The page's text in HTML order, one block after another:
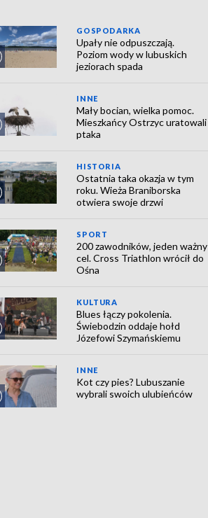
GOSPODARKA
Upały nie odpuszczają.
Poziom wody w lubuskich
jeziorach spada
INNE
Mały bocian, wielka pomoc.
Mieszkańcy Ostrzyc uratowali
ptaka
HISTORIA
Ostatnia taka okazja w tym
roku. Wieża Braniborska
otwiera swoje drzwi
SPORT
200 zawodników, jeden ważny
cel. Cross Triathlon wrócił do
Ośna
KULTURA
Blues łączy pokolenia.
Świebodzin oddaje hołd
Józefowi Szymańskiemu
INNE
Kot czy pies? Lubuszanie
wybrali swoich ulubieńców